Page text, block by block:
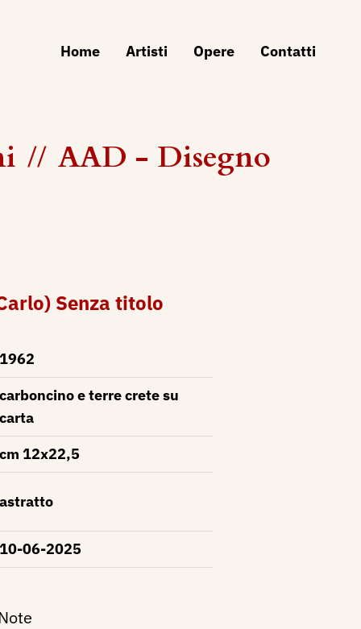
Home Artisti Opere Contatti
// AAD - Disegno
Senza titolo
e terre crete su
12x22,5
06-2025